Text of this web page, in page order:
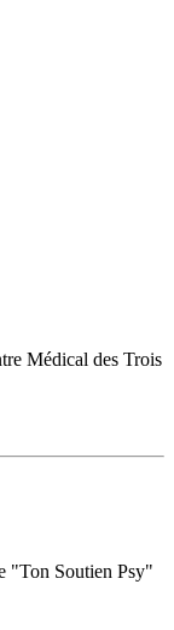
Médical des Trois
"Ton Soutien Psy"